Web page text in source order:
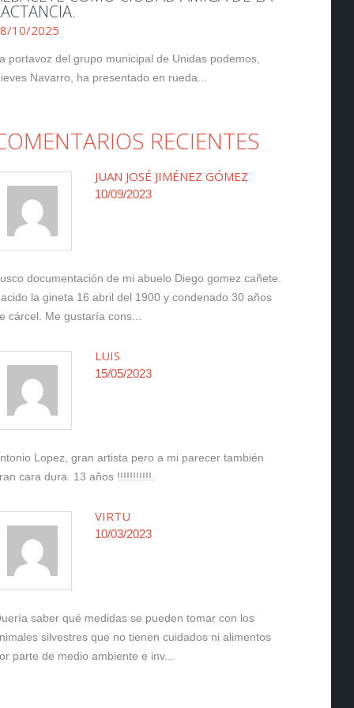
10/2025
portavoz del grupo municipal de Unidas podemos,
Navarro, ha presentado en rueda...
RECIENTES
JUAN JOSÉ JIMÉNEZ GÓMEZ
10/09/2023
documentación de mi abuelo Diego gomez cañete.
la gineta 16 abril del 1900 y condenado 30 años
cárcel. Me gustaría cons...
LUIS
15/05/2023
Lopez, gran artista pero a mi parecer también
cara dura. 13 años !!!!!!!!!!!.
VIRTU
10/03/2023
saber qué medidas se pueden tomar con los
silvestres que no tienen cuidados ni alimentos
parte de medio ambiente e inv...